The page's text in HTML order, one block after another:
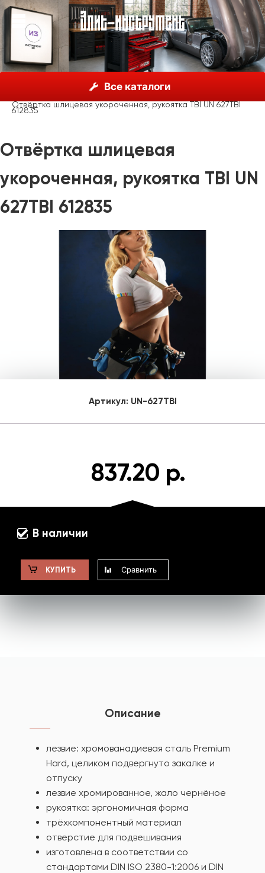
Все каталоги
Unior, Словения
Отвёртки шлицевые
Отвёртка шлицевая укороченная, рукоятка TBI UN 627TBI
612835
Отвёртка шлицевая
укороченная, рукоятка TBI UN
627TBI 612835
Артикул: UN-627TBI
837.20 р.
В наличии
КУПИТЬ Сравнить
Описание
лезвие: хромованадиевая сталь Premium
Hard, целиком подвергнуто закалке и
отпуску
лезвие хромированное, жало чернёное
рукоятка: эргономичная форма
трёхкомпонентный материал
отверстие для подвешивания
изготовлена в соответствии со
стандартами DIN ISO 2380-1:2006 и DIN